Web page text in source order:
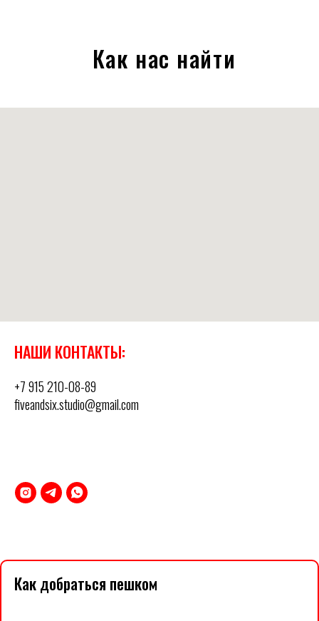
Как нас найти
НАШИ КОНТАКТЫ:
+7 915 210-08-89
fiveandsix.studio@gmail.com
Как добраться пешком